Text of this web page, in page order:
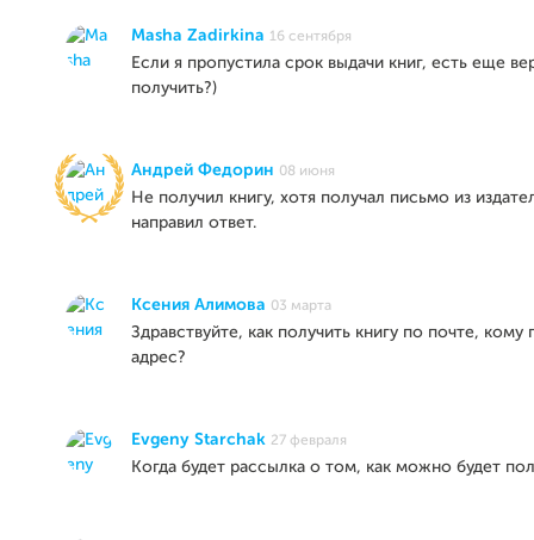
Masha Zadirkina 16 сентября
Если я пропустила срок выдачи книг, есть еще
получить?)
Андрей Федорин 08 июня
Не получил книгу, хотя получал письмо из
направил ответ.
Ксения Алимова 03 марта
Здравствуйте, как получить книгу по почте, кому
адрес?
Evgeny Starchak 27 февраля
Когда будет рассылка о том, как можно будет